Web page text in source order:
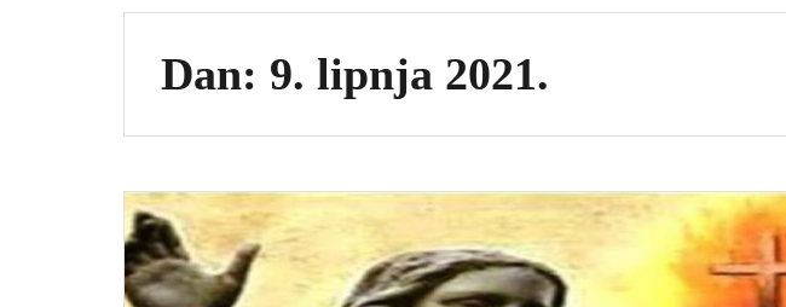
Dan: 9. lipnja 2021.